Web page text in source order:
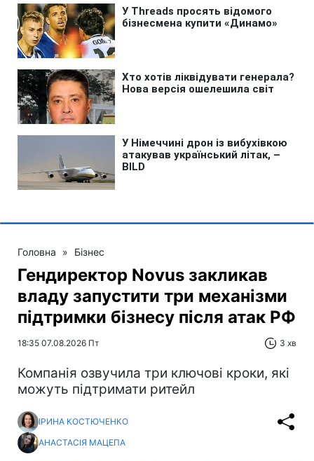
Головна » Бізнес
Гендиректор Novus закликав
владу запустити три механізми
підтримки бізнесу після атак РФ
18:35 07.08.2026 Пт 3 хв
Компанія озвучила три ключові кроки, які
можуть підтримати ритейл
ІРИНА КОСТЮЧЕНКО
АНАСТАСІЯ МАЦЕПА